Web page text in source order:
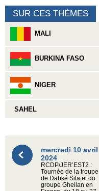
SUR CES THÈMES
MALI
BURKINA FASO
NIGER
SAHEL
mercredi 10 avril
2024
RCDP/JER’EST2 :
Tournée de la troupe
de Dabké Sila et du
groupe Gheilan en